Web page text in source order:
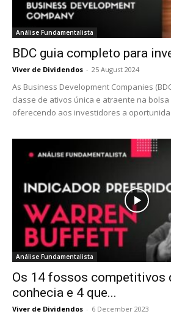
Análise Fundamentalista
BDC guia completo para
Viver de Dividendos - 25 August 2024
As Business Development Companies
classe de ativos única e atraente na
oferecendo aos investidores a
Análise Fundamentalista
Os 14 fossos competitivos
conhecia e 4 que...
Viver de Dividendos - 6 December 2023